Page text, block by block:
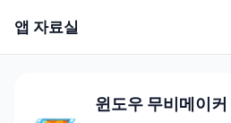
앱 자료실
윈도우 무비메이커